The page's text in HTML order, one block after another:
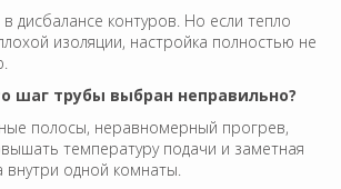
дисбалансе контуров. Но если тепло
изоляции, настройка полностью не
шаг трубы выбран неправильно?
полосы, неравномерный прогрев,
температуру подачи и заметная
одной комнаты.